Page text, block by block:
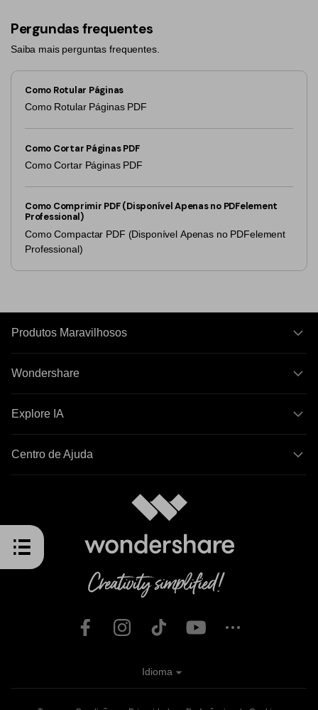
Pergundas frequentes
Saiba mais perguntas frequentes.
Como Rotular Páginas
Como Rotular Páginas PDF
Como Cortar Páginas PDF
Como Cortar Páginas PDF
Como Comprimir PDF (Disponível Apenas no PDFelement
Professional)
Como Compactar PDF (Disponível Apenas no PDFelement
Professional)
Produtos Maravilhosos
Wondershare
Explore IA
Centro de Ajuda
Idioma